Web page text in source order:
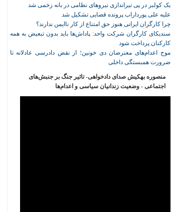
یک کولبر در پی تیراندازی نیروهای نظامی در بانه زخمی شد
علیه علی پورداراب پرونده قضایی تشکیل شد
چرا کارگران ایرانی هنوز حق امتناع از کار ناایمن ندارند؟
سندیکای کارگران شرکت واحد: پاداش‌ها باید بدون تبعیض به همه
کارکنان پرداخت شود
موج اعدام‌های معترضان دی‌ خونین؛ از نقض دادرسی عادلانه تا
ضرورت همبستگی داخلی
منصوره بهکیش صدای دادخواهی- تاثیر جنگ بر جنبش‌های
اجتماعی - وضعیت زندانیان سیاسی و اعدام‌ها